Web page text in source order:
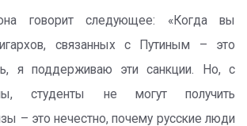
говорит следующее: «Когда вы
связанных с Путиным – это
я поддерживаю эти санкции. Но, с
студенты не могут получить
– это нечестно, почему русские люди